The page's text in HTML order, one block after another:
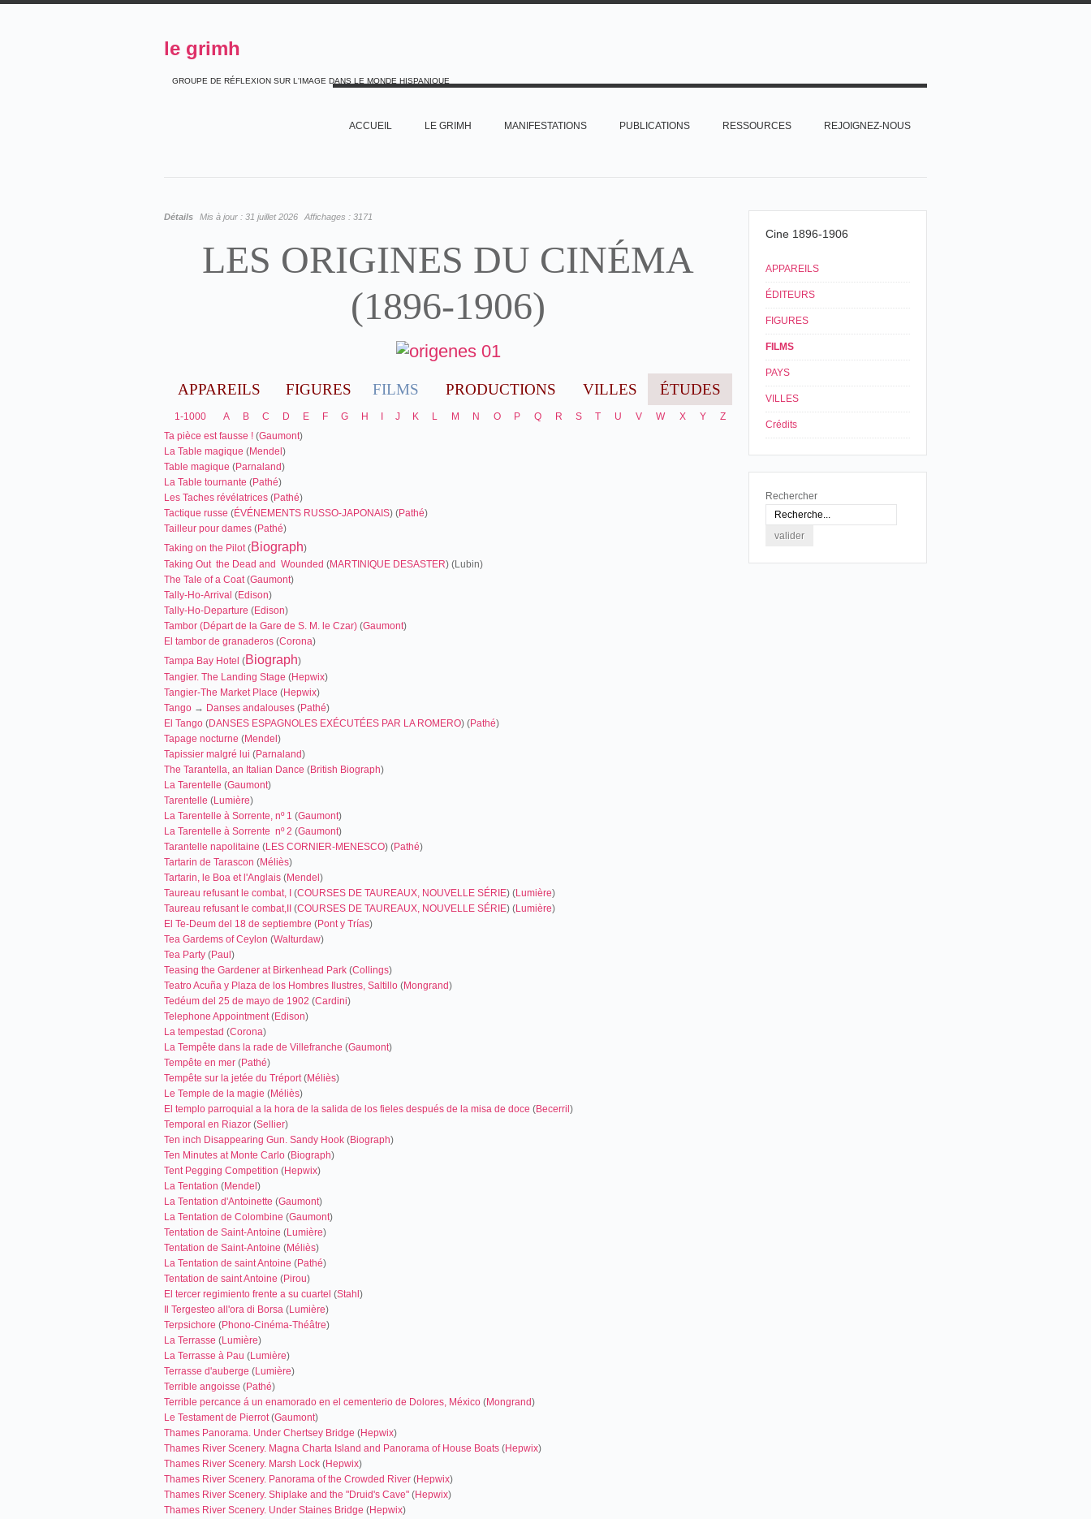
le grimh
GROUPE DE RÉFLEXION SUR L'IMAGE DANS LE MONDE HISPANIQUE
ACCUEIL LE GRIMH MANIFESTATIONS PUBLICATIONS RESSOURCES REJOIGNEZ-NOUS
Détails Mis à jour : 31 juillet 2026 Affichages : 3171
LES ORIGINES DU CINÉMA
(1896-1906)
APPAREILS FIGURES FILMS PRODUCTIONS VILLES ÉTUDES
1-1000 A B C D E F G H J K L M N O P Q R S T U V W X Y
Z
Ta pièce est fausse ! (Gaumont)
La Table magique (Mendel )
Table magique (Parnaland)
La Table tournante (Pathé)
Les Taches révélatrices (Pathé)
Tactique russe (ÉVÉNEMENTS RUSSO-JAPONAIS) (Pathé)
Tailleur pour dames (Pathé)
Taking on the Pilot(Biograph)
Taking Out the Dead and Wounded (MARTINIQUE DESASTER) (Lubin)
The Tale of a Coat(Gaumont)
Tally-Ho-Arrival (Edison)
Tally-Ho-Departure (Edison)
Tambor (Départ de la Gare de S. M. le Czar) (Gaumont)
El tambor de granaderos (Corona)
Tampa Bay Hotel (Biograph)
Tangier. The Landing Stage (Hepwix)
Tangier-The Market Place (Hepwix)
Tango → Danses andalouses (Pathé)
El Tango (DANSES ESPAGNOLES EXÉCUTÉES PAR LA ROMERO) (Pathé)
Tapage nocturne (Mendel )
Tapissier malgré lui (Parnaland)
The Tarantella, an Italian Dance (British Biograph)
La Tarentelle (Gaumont)
Tarentelle (Lumière)
La Tarentelle à Sorrente, nº 1 (Gaumont)
La Tarentelle à Sorrente nº 2 (Gaumont)
Tarantelle napolitaine (LES CORNIER-MENESCO) (Pathé)
Tartarin de Tarascon (Méliès)
Tartarin, le Boa et l'Anglais (Mendel )
Taureau refusant le combat, I
(COURSES DE TAUREAUX, NOUVELLE SÉRIE) (Lumière)
Taureau refusant le combat,II (COURSES DE TAUREAUX, NOUVELLE SÉRIE) (Lumière)
El Te-Deum del 18 de septiembre (Pont y Trías)
Tea Gardems of Ceylon (Walturdaw)
Tea Party (Paul )
Teasing the Gardener at Birkenhead Park (Collings)
Teatro Acuña y Plaza de los Hombres Ilustres, Saltillo (Mongrand)
Tedéum del 25 de mayo de 1902 (Cardini)
Telephone Appointment(Edison)
La tempestad (Corona)
La Tempête dans la rade de Villefranche (Gaumont)
Tempête en mer (Pathé)
Tempête sur la jetée du Tréport(Méliès)
Le Temple de la magie (Méliès)
El templo parroquial a la hora de la salida de los fieles después de la misa de doce (Becerril )
Temporal en Riazor (Sellier)
Ten inch Disappearing Gun. Sandy Hook (Biograph)
Ten Minutes at Monte Carlo (Biograph)
Tent Pegging Competition (Hepwix)
La Tentation (Mendel )
La Tentation d'Antoinette (Gaumont)
La Tentation de Colombine (Gaumont)
Tentation de Saint-Antoine (Lumière)
Tentation de Saint-Antoine (Méliès)
La Tentation de saint Antoine (Pathé)
Tentation de saint Antoine (Pirou)
El tercer regimiento frente a su cuartel (Stahl )
Il Tergesteo all'ora di Borsa (Lumière)
Terpsichore (Phono-Cinéma-Théâtre)
La Terrasse (Lumière)
La Terrasse à Pau (Lumière)
Terrasse d'auberge (Lumière)
Terrible angoisse (Pathé)
Terrible percance á un enamorado en el cementerio de Dolores, México (Mongrand)
Le Testament de Pierrot(Gaumont)
Thames Panorama. Under Chertsey Bridge (Hepwix)
Thames River Scenery. Magna Charta Island and Panorama of House Boats (Hepwix)
Thames River Scenery. Marsh Lock (Hepwix)
Thames River Scenery. Panorama of the Crowded River (Hepwix)
Thames River Scenery. Shiplake and the "Druid's Cave" (Hepwix)
Thames River Scenery. Under Staines Bridge (Hepwix)
Cine 1896-1906
APPAREILS
ÉDITEURS
FIGURES
FILMS
PAYS
VILLES
Crédits
Rechercher